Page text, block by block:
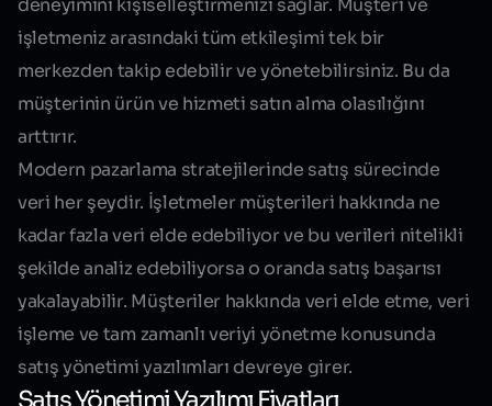
deneyimini kişiselleştirmenizi sağlar. Müşteri ve
işletmeniz arasındaki tüm etkileşimi tek bir
merkezden takip edebilir ve yönetebilirsiniz. Bu da
müşterinin ürün ve hizmeti satın alma olasılığını
arttırır.
Modern pazarlama stratejilerinde satış sürecinde
veri her şeydir. İşletmeler müşterileri hakkında ne
kadar fazla veri elde edebiliyor ve bu verileri nitelikli
şekilde analiz edebiliyorsa o oranda satış başarısı
yakalayabilir. Müşteriler hakkında veri elde etme, veri
işleme ve tam zamanlı veriyi yönetme konusunda
satış yönetimi yazılımları devreye girer.
Satış Yönetimi Yazılımı Fiyatları